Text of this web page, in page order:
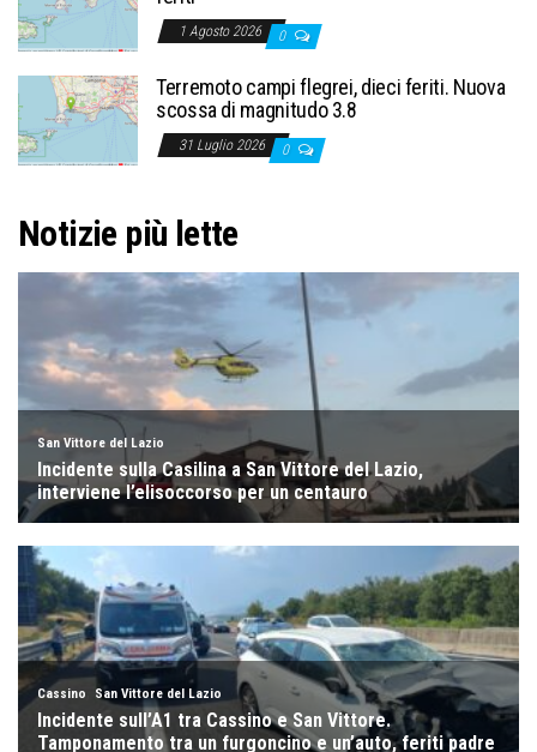
1 Agosto 2026 0
Terremoto campi flegrei, dieci feriti. Nuova
scossa di magnitudo 3.8
31 Luglio 2026 0
Notizie più lette